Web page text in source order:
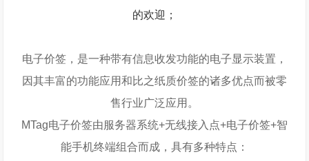
的欢迎；
电子价签，是一种带有信息收发功能的电子显示装置，
因其丰富的功能应用和比之纸质价签的诸多优点而被零
售行业广泛应用。
MTag电子价签由服务器系统+无线接入点+电子价签+智
能手机终端组合而成，具有多种特点：